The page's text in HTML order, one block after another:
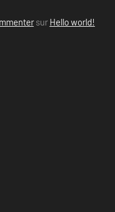
sur Hello world!